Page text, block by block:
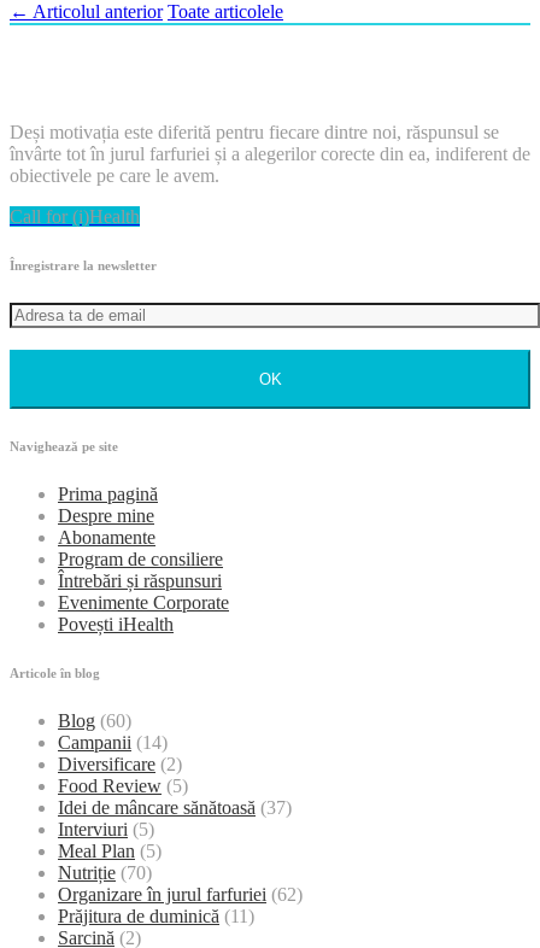
← Articolul anterior Toate articolele
Deși motivația este diferită pentru fiecare dintre noi, răspunsul se
învârte tot în jurul farfuriei și a alegerilor corecte din ea, indiferent de
obiectivele pe care le avem.
Call for (i)Health
Înregistrare la newsletter
OK
Navighează pe site
Prima pagină
Despre mine
Abonamente
Program de consiliere
Întrebări și răspunsuri
Evenimente Corporate
Povești iHealth
Articole în blog
Blog (60)
Campanii (14)
Diversificare (2)
Food Review (5)
Idei de mâncare sănătoasă (37)
Interviuri (5)
Meal Plan (5)
Nutriție (70)
Organizare în jurul farfuriei (62)
Prăjitura de duminică (11)
Sarcină (2)